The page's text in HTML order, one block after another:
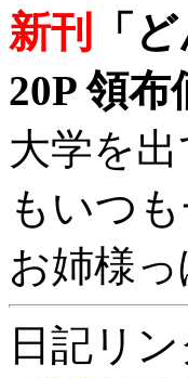
新刊
「
20P 領布
大学を
もいつ
お姉様
日記リ